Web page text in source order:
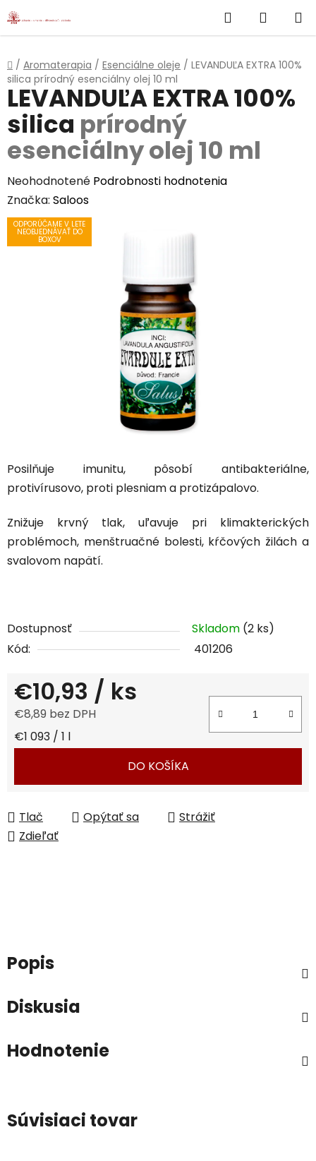
Prejsť
na
Hľadať
KOŠÍK
Domov
/ Aromaterapia / Esenciálne oleje / LEVANDUĽA EXTRA 100%
silica prírodný esenciálny olej 10 ml
Posilňuje imunitu, pôsobí antibakteriálne,
protivírusovo, proti plesniam a protizápalovo.
Znižuje krvný tlak, uľavuje pri klimakterických
problémoch, menštruačné bolesti, kŕčových žilách a
svalovom napätí.
Dostupnosť Skladom (2 ks)
Kód:
401206
€10,93 / ks
€8,89 bez DPH
Jednotková cena:
€1 093 / 1 l
DO KOŠÍKA
Tlač Opýtať sa
Strážiť
Zdieľať
LEVANDUĽA EXTRA 100%
silica prírodný
esenciálny olej 10 ml
Priemerné
hodnotenie
produktu
Neohodnotené Podrobnosti hodnotenia
Značka: Saloos
ODPORÚČAME V LETE
NEOBJEDNÁVAŤ DO
BOXOV
Popis
Diskusia
Hodnotenie
Súvisiaci tovar